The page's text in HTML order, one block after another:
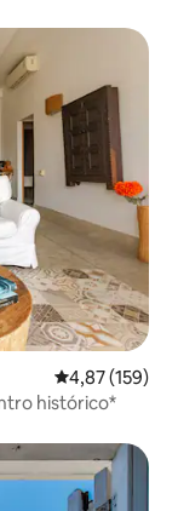
4,87 de uma
4,87 (159)
histórico*